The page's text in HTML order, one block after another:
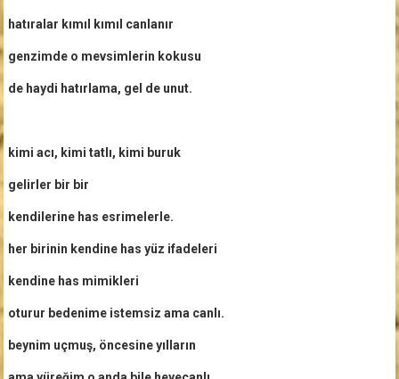
hatıralar kımıl kımıl canlanır
genzimde o mevsimlerin kokusu
de haydi hatırlama, gel de unut.
kimi acı, kimi tatlı, kimi buruk
gelirler bir bir
kendilerine has esrimelerle.
her birinin kendine has yüz ifadeleri
kendine has mimikleri
oturur bedenime istemsiz ama canlı.
beynim uçmuş, öncesine yılların